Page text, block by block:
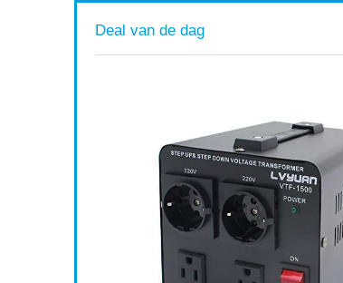
Deal van de dag